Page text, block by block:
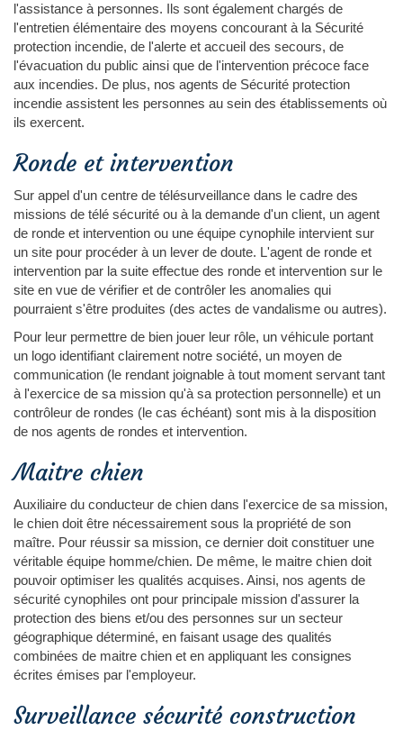
l'assistance à personnes. Ils sont également chargés de
l'entretien élémentaire des moyens concourant à la Sécurité
protection incendie, de l'alerte et accueil des secours, de
l'évacuation du public ainsi que de l'intervention précoce face
aux incendies. De plus, nos agents de Sécurité protection
incendie assistent les personnes au sein des établissements où
ils exercent.
Ronde et intervention
Sur appel d'un centre de télésurveillance dans le cadre des
missions de télé sécurité ou à la demande d'un client, un agent
de ronde et intervention ou une équipe cynophile intervient sur
un site pour procéder à un lever de doute. L'agent de ronde et
intervention par la suite effectue des ronde et intervention sur le
site en vue de vérifier et de contrôler les anomalies qui
pourraient s'être produites (des actes de vandalisme ou autres).
Pour leur permettre de bien jouer leur rôle, un véhicule portant
un logo identifiant clairement notre société, un moyen de
communication (le rendant joignable à tout moment servant tant
à l'exercice de sa mission qu'à sa protection personnelle) et un
contrôleur de rondes (le cas échéant) sont mis à la disposition
de nos agents de rondes et intervention.
Maitre chien
Auxiliaire du conducteur de chien dans l'exercice de sa mission,
le chien doit être nécessairement sous la propriété de son
maître. Pour réussir sa mission, ce dernier doit constituer une
véritable équipe homme/chien. De même, le maitre chien doit
pouvoir optimiser les qualités acquises. Ainsi, nos agents de
sécurité cynophiles ont pour principale mission d'assurer la
protection des biens et/ou des personnes sur un secteur
géographique déterminé, en faisant usage des qualités
combinées de maitre chien et en appliquant les consignes
écrites émises par l'employeur.
Surveillance sécurité construction